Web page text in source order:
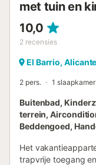
met tuin en
10,0
2 recensies
El Barrio, Alicante
2 pers. 1 slaapkamer
Buitenbad,
terrein,
Beddengoed,
Het
trapvrije toegang